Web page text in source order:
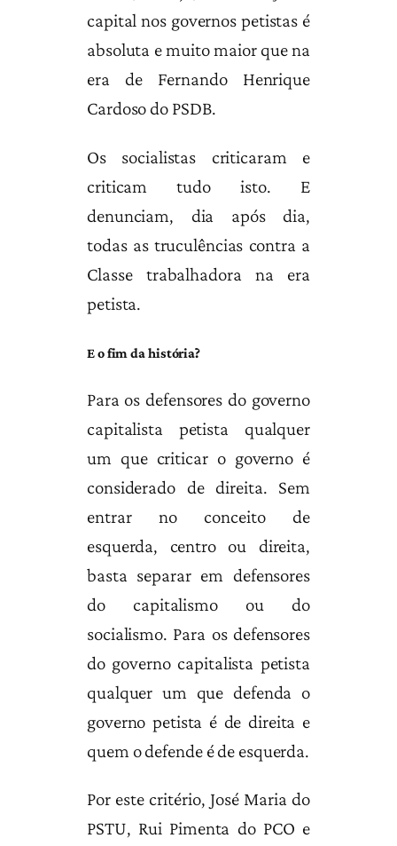
capital nos governos petistas é
absoluta e muito maior que na
era de Fernando Henrique
Cardoso do PSDB.
Os socialistas criticaram e
criticam tudo isto. E
denunciam, dia após dia,
todas as truculências contra a
Classe trabalhadora na era
petista.
E o fim da história?
Para os defensores do governo
capitalista petista qualquer
um que criticar o governo é
considerado de direita. Sem
entrar no conceito de
esquerda, centro ou direita,
basta separar em defensores
do capitalismo ou do
socialismo. Para os defensores
do governo capitalista petista
qualquer um que defenda o
governo petista é de direita e
quem o defende é de esquerda.
Por este critério, José Maria do
PSTU, Rui Pimenta do PCO e